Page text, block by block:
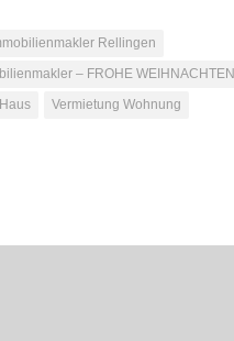
Rellingen
– FROHE WEIHNACHTEN
Vermietung Wohnung